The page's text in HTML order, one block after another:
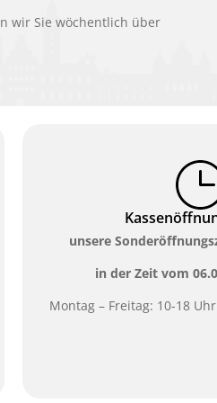
wir Sie wöchentlich über
unsere
in der Zeit vom
Montag – Freitag: 10-18 Uhr